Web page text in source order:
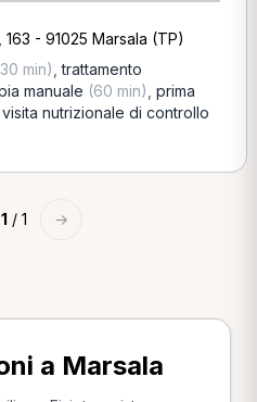
- 91025 Marsala (TP)
min) ,trattamento
manuale (60 min) prima
visita nutrizionale di controllo
1 / 1 →
a Marsala